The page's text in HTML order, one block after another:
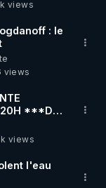
méditation et
code
k views
: le
views
EN
views
l'eau